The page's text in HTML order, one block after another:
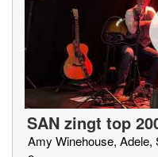
SAN zingt top
Amy Winehouse,